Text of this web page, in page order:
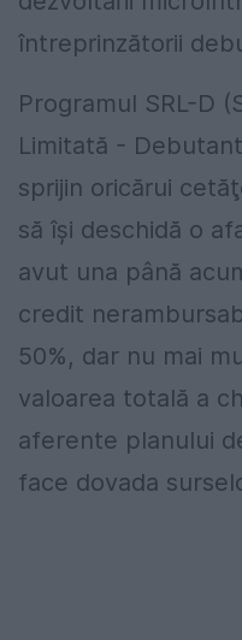
întreprinzătorii
Programul SRL-D
Limitată -
sprijin oricărui
să îşi deschidă o
avut una până
credit
50%, dar nu mai
valoarea totală a
aferente planului
face dovada